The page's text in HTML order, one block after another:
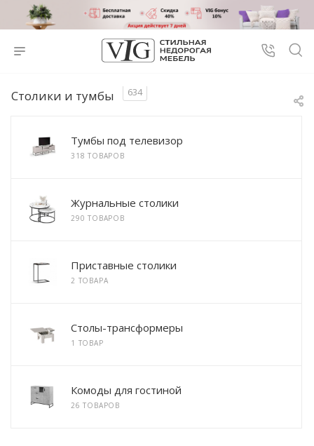
Столики и тумбы 634
Тумбы под телевизор
318 ТОВАРОВ
Журнальные столики
290 ТОВАРОВ
Приставные столики
2 ТОВАРА
Столы-трансформеры
1 ТОВАР
Комоды для гостиной
26 ТОВАРОВ